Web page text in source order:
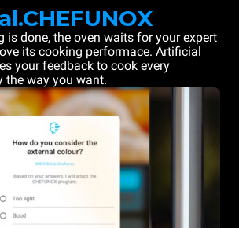
is done, the oven waits for your expert
its cooking performace. Artificial
your feedback to cook every
the way you want.